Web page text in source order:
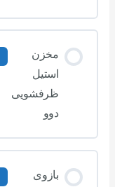
مخزن
استیل
ظرفشویی
دوو
بازوی